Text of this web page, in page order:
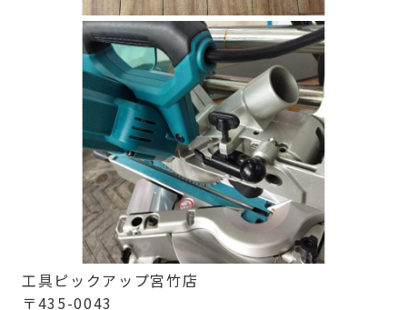
工具ピックアップ宮竹店
〒435-0043